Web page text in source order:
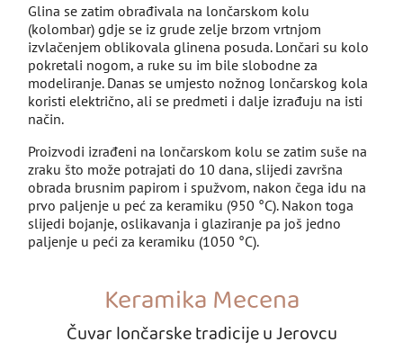
Glina se zatim obrađivala na lončarskom kolu
(kolombar) gdje se iz grude zelje brzom vrtnjom
izvlačenjem oblikovala glinena posuda. Lončari su kolo
pokretali nogom, a ruke su im bile slobodne za
modeliranje. Danas se umjesto nožnog lončarskog kola
koristi električno, ali se predmeti i dalje izrađuju na isti
način.
Proizvodi izrađeni na lončarskom kolu se zatim suše na
zraku što može potrajati do 10 dana, slijedi završna
obrada brusnim papirom i spužvom, nakon čega idu na
prvo paljenje u peć za keramiku (950 °C). Nakon toga
slijedi bojanje, oslikavanja i glaziranje pa još jedno
paljenje u peći za keramiku (1050 °C).
Keramika Mecena
Čuvar lončarske tradicije u Jerovcu